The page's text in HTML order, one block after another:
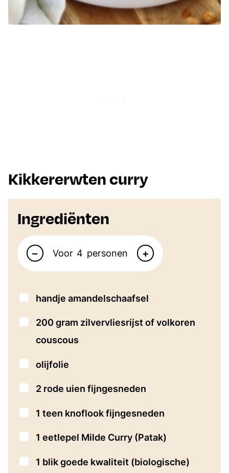
Kikkererwten curry
Ingrediënten
Aantal personen
– Voor personen +
▢
handje amandelschaafsel
▢
200 gram zilvervliesrijst of volkoren
couscous
▢
olijfolie
▢
2 rode uien fijngesneden
▢
1 teen knoflookfijngesneden
▢
1 eetlepel Milde Curry (Patak)
▢
1 blik goede kwaliteit (biologische)